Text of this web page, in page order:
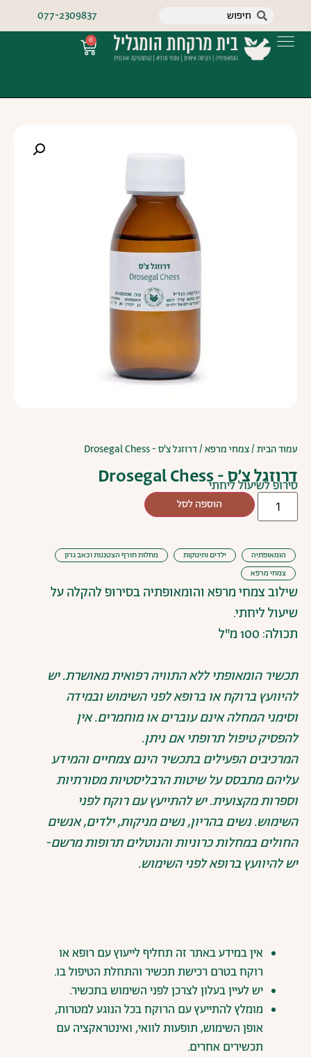
077-2309837
0
עמוד הבית/צמחי מרפא/ דרוזגל צ'ס - Drosegal Chess
דרוזגל צ'ס - Drosegal Chess
סירופ לשיעול ליחתי
הוספה לסל
הומאופתיה ילדים ותינוקות
מחלות חורף הצטננות וכאב גרון
צמחי מרפא
שילוב צמחי מרפא והומאופתיה בסירופ להקלה על
שיעול ליחתי.
תכולה: 100 מ"ל
תכשיר הומאופתי ללא התוויה רפואית מאושרת. יש
להיוועץ ברוקח או ברופא לפני השימוש ובמידה
וסימני המחלה אינם עוברים או מוחמרים. אין
להפסיק טיפול תרופתי אם ניתן.
המרכיבים הפעילים בתכשיר הינם צמחיים והמידע
עליהם מתבסס על שיטות הרבליסטיות מסורתיות
וספרות מקצועית. יש להתייעץ עם רוקח לפני
השימוש. נשים בהריון, נשים מניקות, ילדים, אנשים
החולים במחלות כרוניות והנוטלים תרופות מרשם-
יש להיוועץ ברופא לפני השימוש.
איןבמידעבאתר זה תחליףלייעוץעם רופאאו
רוקחבטרם רכישת תכשיר והתחלת הטיפולבו.
ישלעייןבעלוןלצרכןלפני השימושבתכשיר.
מומלץלהתייעץעם הרוקחבכל הנוגעלמטרות,
אופן השימוש, תופעותלוואי, ואינטראקציה עם
תכשירים אחרים.